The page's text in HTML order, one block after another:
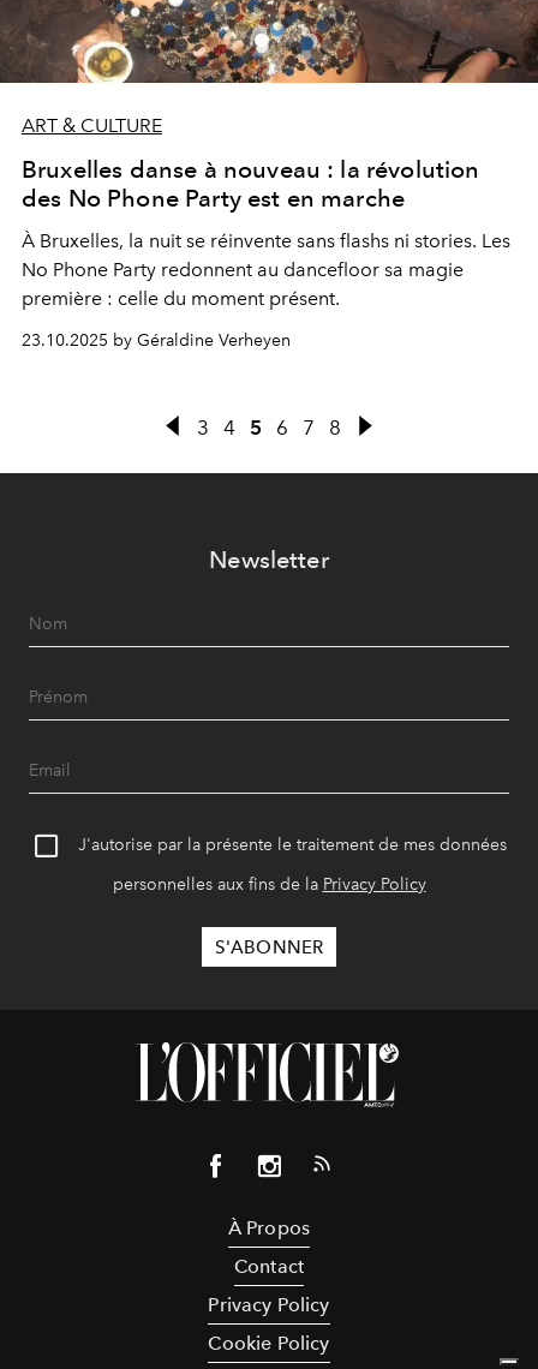
ART & CULTURE
Bruxelles danse à nouveau : la révolution
des No Phone Party est en marche
À Bruxelles, la nuit se réinvente sans flashs ni stories. Les
No Phone Party redonnent au dancefloor sa magie
première : celle du moment présent.
23.10.2025 by Géraldine Verheyen
3 4 5 6 7 8
Newsletter
J'autorise par la présente le traitement de mes données
personnelles aux fins de la Privacy Policy
À Propos
Contact
Privacy Policy
Cookie Policy